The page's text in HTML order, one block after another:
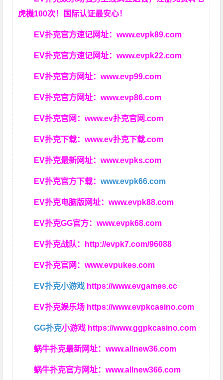
虎機100次！国际认证最安心！
EV扑克官方速记网址：www.evpk89.com
EV扑克官方速记网址：www.evpk22.com
EV扑克官方网址：www.evp99.com
EV扑克官方网址：www.evp86.com
EV扑克官网：www.ev扑克官网.com
EV扑克下载：www.ev扑克下载.com
EV扑克最新网址：www.evpks.com
EV扑克官方下载：www.evpk66.com
EV扑克电脑版网址：www.evpk88.com
EV扑克GG官方：www.evpk68.com
EV扑克战队： http://evpk7.com/96088
EV扑克官网：www.evpukes.com
EV扑克小游戏 https://www.evgames.cc
EV扑克娱乐场 https://www.evpkcasino.com
GG扑克小游戏 https://www.ggpkcasino.com
蜗牛扑克最新网址：www.allnew36.com
蜗牛扑克官方网址：www.allnew366.com